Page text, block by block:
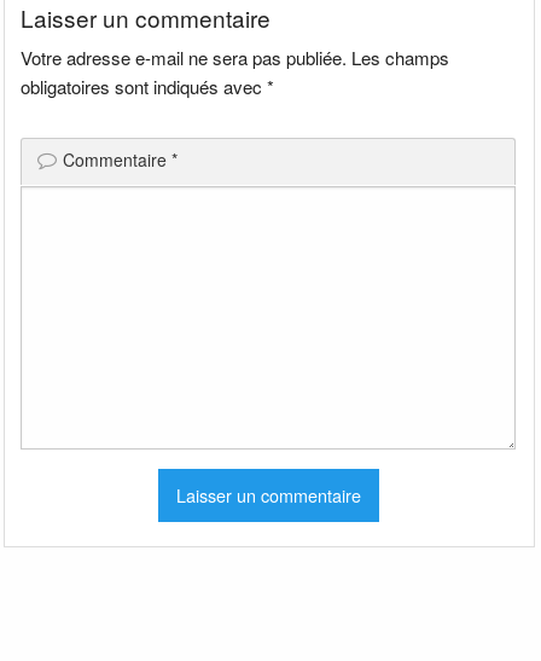
Laisser un commentaire
Votre adresse e-mail ne sera pas publiée. Les champs
obligatoires sont indiqués avec*
Commentaire*